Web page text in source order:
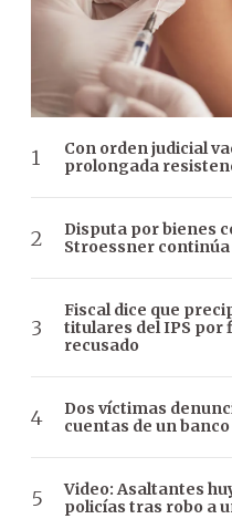
Con orden judicial
prolongada
Disputa por bienes
Stroessner
Fiscal dice que
titulares del IPS por
recusado
Dos víctimas
cuentas de un banco
Video: Asaltantes
policías tras robo a